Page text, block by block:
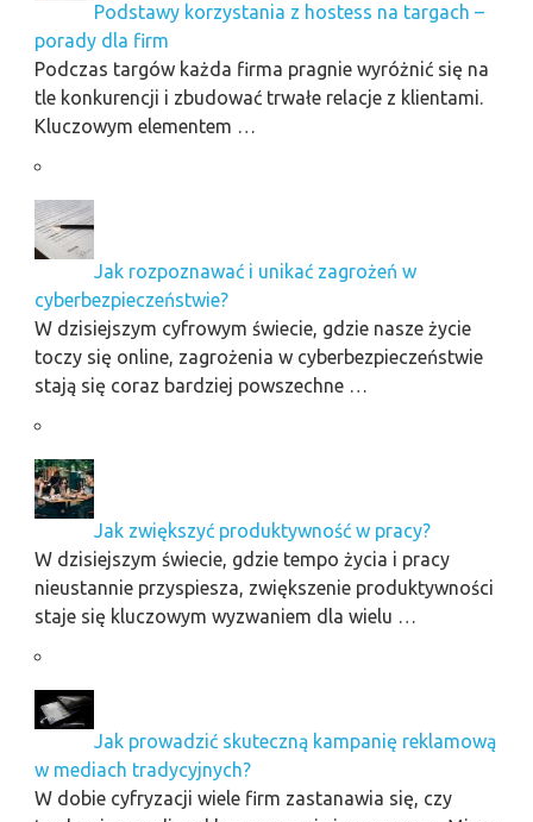
Podstawy korzystania z hostess na targach –
porady dla firm
Podczas targów każda firma pragnie wyróżnić się na
tle konkurencji i zbudować trwałe relacje z klientami.
Kluczowym elementem …
Jak rozpoznawać i unikać zagrożeń w
cyberbezpieczeństwie?
W dzisiejszym cyfrowym świecie, gdzie nasze życie
toczy się online, zagrożenia w cyberbezpieczeństwie
stają się coraz bardziej powszechne …
Jak zwiększyć produktywność w pracy?
W dzisiejszym świecie, gdzie tempo życia i pracy
nieustannie przyspiesza, zwiększenie produktywności
staje się kluczowym wyzwaniem dla wielu …
Jak prowadzić skuteczną kampanię reklamową
w mediach tradycyjnych?
W dobie cyfryzacji wiele firm zastanawia się, czy